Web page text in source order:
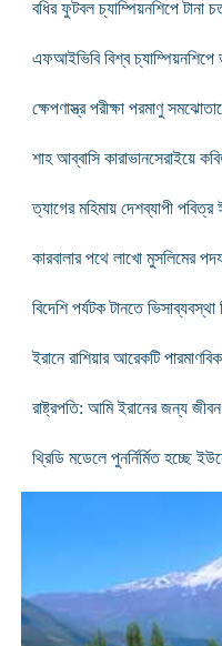
বধির ফুটবল চ্যাম্পিয়নশিপে টানা
এফআইভিবি বিশ্ব
ক্ষেপণাস্ত্র পরীক্ষা পরমাণু
শাহ আব্বাসি কারাভানসেরাইয়ে
ত্যাগের মহিমায় দেশব্যাপী
কারবালার পথে লাখো মুসলিমের
বিদেশি পর্যটক টানতে
ইরানে রাশিয়ার আরেকটি
রাষ্ট্রপতি: আমি ইরানের জন্য
থ্রিডি মডেলে পুনর্নির্মিত হচ্ছে